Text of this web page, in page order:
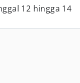
12 hingga 14